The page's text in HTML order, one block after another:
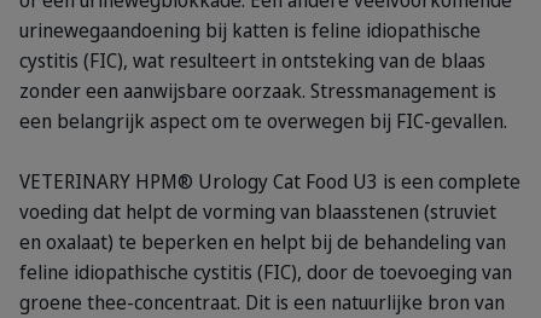
urinewegaandoening bij katten is feline idiopathische
cystitis (FIC), wat resulteert in ontsteking van de blaas
zonder een aanwijsbare oorzaak. Stressmanagement is
een belangrijk aspect om te overwegen bij FIC-gevallen.
VETERINARY HPM® Urology Cat Food U3 is een complete
voeding dat helpt de vorming van blaasstenen (struviet
en oxalaat) te beperken en helpt bij de behandeling van
feline idiopathische cystitis (FIC), door de toevoeging van
groene thee-concentraat. Dit is een natuurlijke bron van